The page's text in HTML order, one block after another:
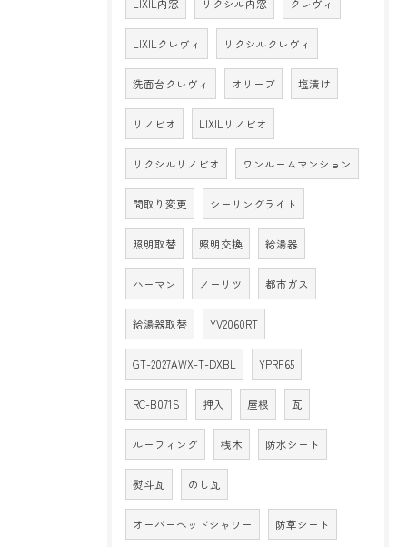
LIXIL内窓 リクシル内窓 クレヴィ
LIXILクレヴィ リクシルクレヴィ
洗面台クレヴィ オリーブ 塩漬け
リノビオ LIXILリノビオ
リクシルリノビオ ワンルームマンション
間取り変更 シーリングライト
照明取替 照明交換 給湯器
ハーマン ノーリツ 都市ガス
給湯器取替 YV2060RT
GT-2027AWX-T-DXBL YPRF65
RC-B071S 押入 屋根 瓦
ルーフィング 桟木 防水シート
熨斗瓦 のし瓦
オーバーヘッドシャワー 防草シート